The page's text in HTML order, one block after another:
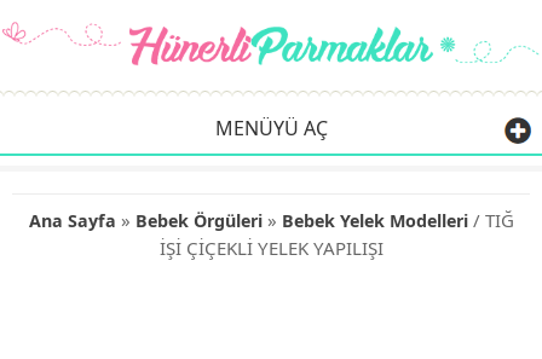
MENÜYÜ AÇ
Ana Sayfa » Bebek Örgüleri» Bebek Yelek Modelleri/ TIĞ
İŞİ ÇİÇEKLİ YELEK YAPILIŞI